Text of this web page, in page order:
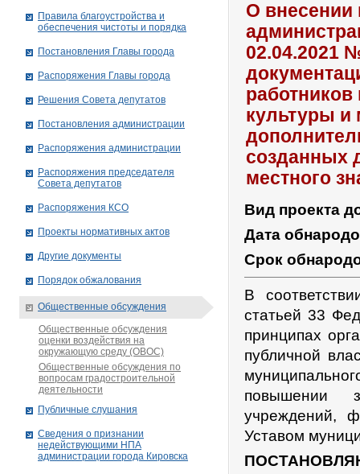
О внесении
02.04.2021
культуры и
созданных
местного
Вид проекта
Дата
Срок
В
статьей 33
принципах
публичной
повышении
учреждений,
Уставом
Правила благоустройства и
обеспечения чистоты и порядка
Постановления Главы города
Распоряжения Главы города
Решения Совета депутатов
Постановления администрации
Распоряжения администрации
Распоряжения председателя
Совета депутатов
Распоряжения КСО
Проекты нормативных актов
Другие документы
Порядок обжалования
Общественные обсуждения
Общественные обсуждения
оценки воздействия на
окружающую среду (ОВОС)
Общественные обсуждения по
вопросам градостроительной
деятельности
Публичные слушания
Сведения о признании
недействующими НПА
администрации города Кировскa